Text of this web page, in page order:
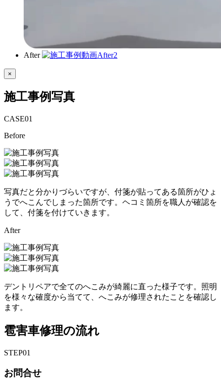
After
×
施工事例写真
CASE01
Before
写真だと分かりづらいですが、付箋が貼ってある箇所がひょ
うでへこんでしまった箇所です。ヘコミ箇所を職人が確認を
して、付箋を付けていきます。
After
デントリペアで全てのへこみが綺麗に直った様子です。照明
を様々な確度から当てて、へこみが修理されたことを確認し
ます。
雹害車修理の流れ
STEP01
お問合せ